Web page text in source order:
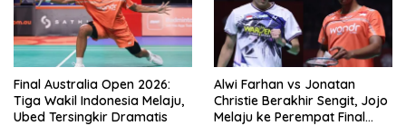
Final Australia Open 2026:
Tiga Wakil Indonesia Melaju,
Ubed Tersingkir Dramatis
Alwi Farhan vs Jonatan
Christie Berakhir Sengit, Jojo
Melaju ke Perempat Final